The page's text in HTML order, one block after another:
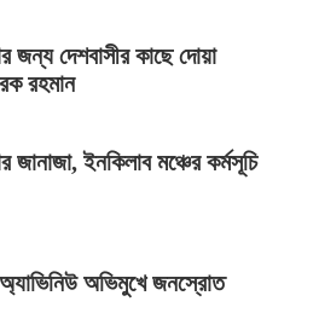
জন্য দেশবাসীর কাছে দোয়া
রহমান
জানাজা, ইনকিলাব মঞ্চের কর্মসূচি
অ্যাভিনিউ অভিমুখে জনস্রোত